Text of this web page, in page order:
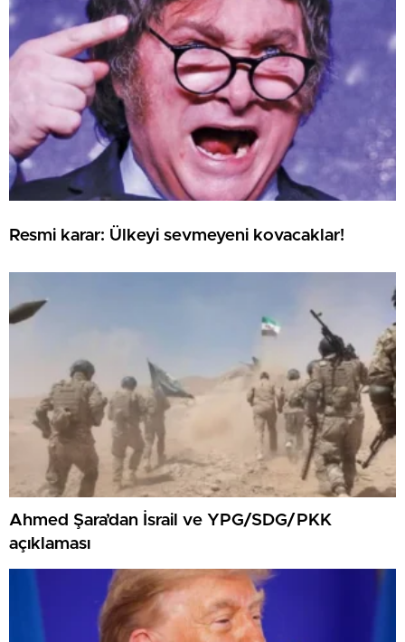
Resmi karar: Ülkeyi sevmeyeni kovacaklar!
Ahmed Şara’dan İsrail ve YPG/SDG/PKK
açıklaması